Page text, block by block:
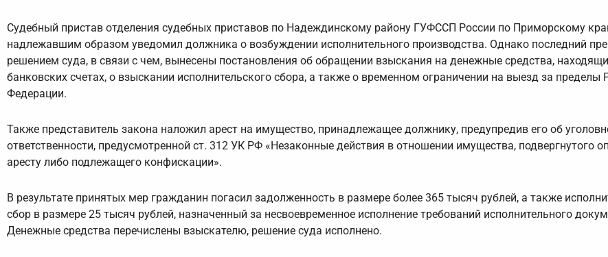
Судебный пристав отделения судебных приставов по Надеждинскому району ГУФССП России по Приморскому
надлежавшим образом уведомил должника о возбуждении исполнительного производства. Однако последний
решением суда, в связи с чем, вынесены постановления об обращении взыскания на денежные средства,
банковских счетах, о взыскании исполнительского сбора, а также о временном ограничении на выезд за пределы
Федерации.
Также представитель закона наложил арест на имущество, принадлежащее должнику, предупредив его об
ответственности, предусмотренной ст. 312 УК РФ «Незаконные действия в отношении имущества, подвергнутого
аресту либо подлежащего конфискации».
В результате принятых мер гражданин погасил задолженность в размере более 365 тысяч рублей, а также
сбор в размере 25 тысяч рублей, назначенный за несвоевременное исполнение требований исполнительного
Денежные средства перечислены взыскателю, решение суда исполнено.